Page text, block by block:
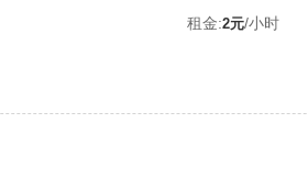
租金:2元/小时